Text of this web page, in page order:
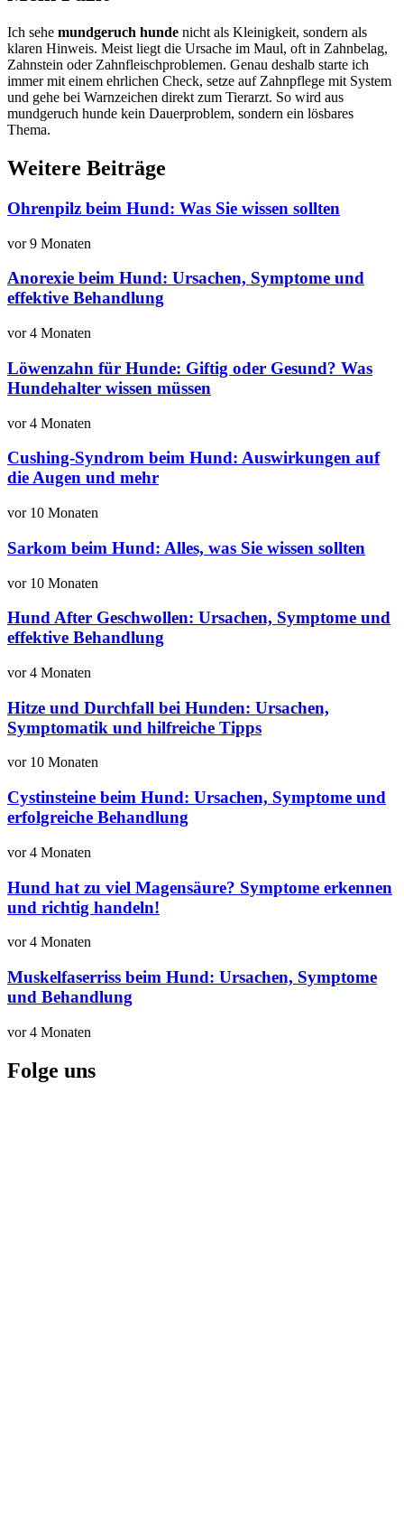
Ich sehe mundgeruch hunde nicht als Kleinigkeit, sondern als
klaren Hinweis. Meist liegt die Ursache im Maul, oft in Zahnbelag,
Zahnstein oder Zahnfleischproblemen. Genau deshalb starte ich
immer mit einem ehrlichen Check, setze auf Zahnpflege mit System
und gehe bei Warnzeichen direkt zum Tierarzt. So wird aus
mundgeruch hunde kein Dauerproblem, sondern ein lösbares
Thema.
Weitere Beiträge
Ohrenpilz beim Hund: Was Sie wissen sollten
vor 9 Monaten
Anorexie beim Hund: Ursachen, Symptome und
effektive Behandlung
vor 4 Monaten
Löwenzahn für Hunde: Giftig oder Gesund? Was
Hundehalter wissen müssen
vor 4 Monaten
Cushing-Syndrom beim Hund: Auswirkungen auf
die Augen und mehr
vor 10 Monaten
Sarkom beim Hund: Alles, was Sie wissen sollten
vor 10 Monaten
Hund After Geschwollen: Ursachen, Symptome und
effektive Behandlung
vor 4 Monaten
Hitze und Durchfall bei Hunden: Ursachen,
Symptomatik und hilfreiche Tipps
vor 10 Monaten
Cystinsteine beim Hund: Ursachen, Symptome und
erfolgreiche Behandlung
vor 4 Monaten
Hund hat zu viel Magensäure? Symptome erkennen
und richtig handeln!
vor 4 Monaten
Muskelfaserriss beim Hund: Ursachen, Symptome
und Behandlung
vor 4 Monaten
Folge uns